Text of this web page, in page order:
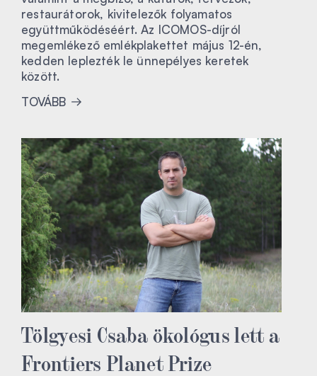
restaurátorok, kivitelezők folyamatos
együttműködéséért. Az ICOMOS-díjról
megemlékező emlékplakettet május 12-én,
kedden leplezték le ünnepélyes keretek
között.
TOVÁBB
Tölgyesi Csaba ökológus lett a
Frontiers Planet Prize